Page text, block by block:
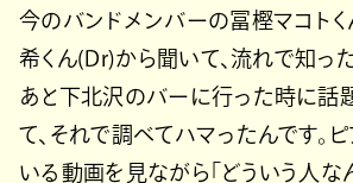
今のバンドメンバーの冨樫マコト
希くん(Dr)から聞いて、流れで知っ
あと下北沢のバーに行った時に話
て、それで調べてハマったんです。
いる動画を見ながら「どういう人な